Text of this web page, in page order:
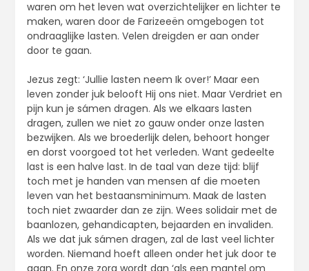
waren om het leven wat overzichtelijker en lichter te
maken, waren door de Farizeeën omgebogen tot
ondraaglijke lasten. Velen dreigden er aan onder
door te gaan.
Jezus zegt: ‘Jullie lasten neem Ik over!’ Maar een
leven zonder juk belooft Hij ons niet. Maar Verdriet en
pijn kun je sámen dragen. Als we elkaars lasten
dragen, zullen we niet zo gauw onder onze lasten
bezwijken. Als we broederlijk delen, behoort honger
en dorst voorgoed tot het verleden. Want gedeelte
last is een halve last. In de taal van deze tijd: blijf
toch met je handen van mensen af die moeten
leven van het bestaansminimum. Maak de lasten
toch niet zwaarder dan ze zijn. Wees solidair met de
baanlozen, gehandicapten, bejaarden en invaliden.
Als we dat juk sámen dragen, zal de last veel lichter
worden. Niemand hoeft alleen onder het juk door te
gaan. En onze zorg wordt dan ‘als een mantel om